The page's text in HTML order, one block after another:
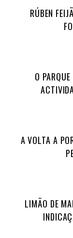
RÚBEN
O
A VOLTA A
LIMÃO DE